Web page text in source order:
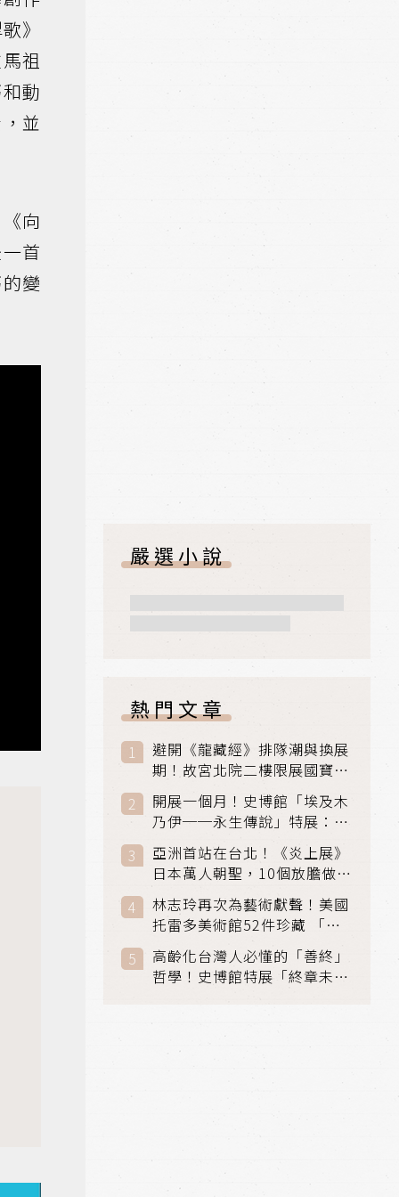
》
祖
動
並
向
首
變
嚴選小說
熱門文章
避開《龍藏經》排隊潮與換展
期！故宮北院二樓限展國寶
〈元世祖出獵圖〉、乾隆最愛
「滑冰賽」更精采
開展一個月！史博館「埃及木
乃伊──永生傳說」特展：看
見物件構築的永生風景
亞洲首站在台北！《炎上展》
日本萬人朝聖，10個放膽做自
己場景與台灣獨家展品同步亮
相
林志玲再次為藝術獻聲！美國
托雷多美術館52件珍藏 「古
典光影大師：林布蘭到哥雅」
在富邦美術館隆重開展
高齡化台灣人必懂的「善終」
哲學！史博館特展「終章未